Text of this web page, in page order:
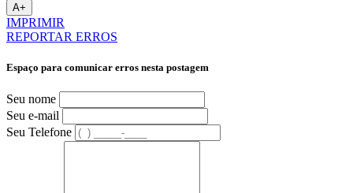
A+
IMPRIMIR
REPORTAR ERROS
Espaço para comunicar erros nesta postagem
Seu nome
Seu e-mail
Seu Telefone